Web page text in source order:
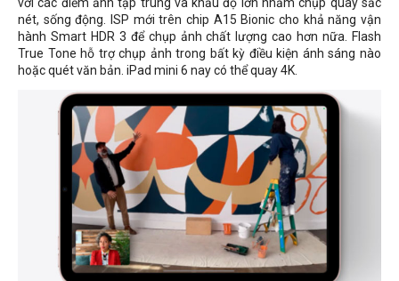
nét, sống động. ISP mới trên chip A15 Bionic cho khả năng vận
hành Smart HDR 3 để chụp ảnh chất lượng cao hơn nữa. Flash
True Tone hỗ trợ chụp ảnh trong bất kỳ điều kiện ánh sáng nào
hoặc quét văn bản. iPad mini 6 nay có thể quay 4K.